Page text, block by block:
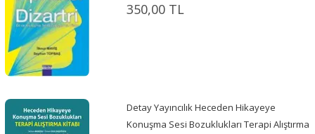
350,00 TL
Detay Yayıncılık Heceden Hikayeye
Konuşma Sesi Bozuklukları Terapi Alıştırma